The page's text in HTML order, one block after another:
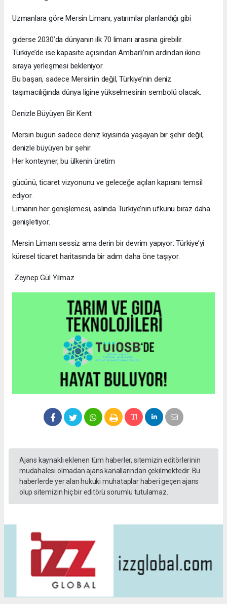
Uzmanlara göre Mersin Limanı, yatırımlar planlandığı gibi
giderse 2030’da dünyanın ilk 70 limanı arasına girebilir.
Türkiye’de ise kapasite açısından Ambarlı’nın ardından ikinci
sıraya yerleşmesi bekleniyor.
Bu başarı, sadece Mersin’in değil, Türkiye’nin deniz
taşımacılığında dünya ligine yükselmesinin sembolü olacak.
Denizle Büyüyen Bir Kent
Mersin bugün sadece deniz kıyısında yaşayan bir şehir değil;
denizle büyüyen bir şehir.
Her konteyner, bu ülkenin üretim
gücünü, ticaret vizyonunu ve geleceğe açılan kapısını temsil
ediyor.
Limanın her genişlemesi, aslında Türkiye’nin ufkunu biraz daha
genişletiyor.
Mersin Limanı sessiz ama derin bir devrim yapıyor: Türkiye’yi
küresel ticaret haritasında bir adım daha öne taşıyor.
Zeynep Gül Yılmaz
Ajans kaynaklı eklenen tüm haberler, sitemizin editörlerinin
müdahalesi olmadan ajans kanallarından çekilmektedir. Bu
haberlerde yer alan hukuki muhataplar haberi geçen ajans
olup sitemizin hiç bir editörü sorumlu tutulamaz.